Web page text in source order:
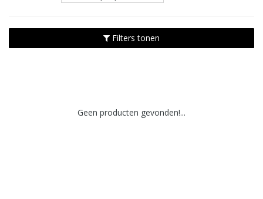
Filters tonen
Geen producten gevonden!...